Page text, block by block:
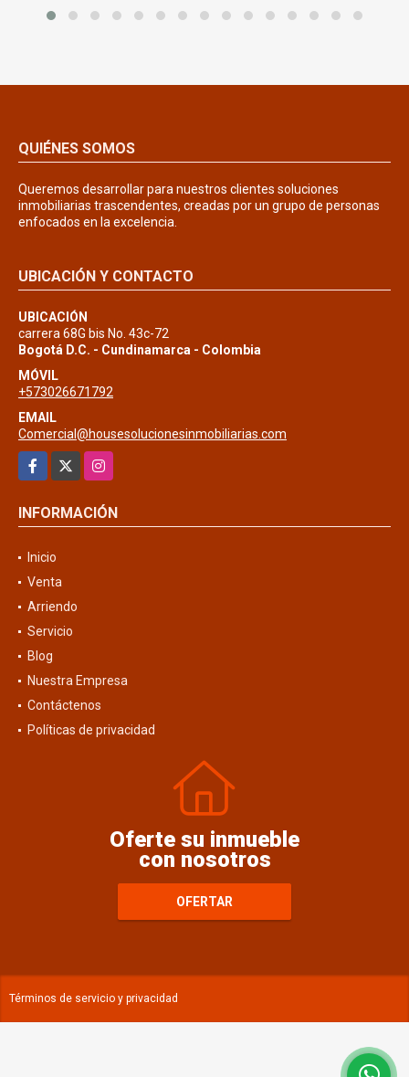
QUIÉNES SOMOS
Queremos desarrollar para nuestros clientes soluciones
inmobiliarias trascendentes, creadas por un grupo de personas
enfocados en la excelencia.
UBICACIÓN Y CONTACTO
UBICACIÓN
carrera 68G bis No. 43c-72
Bogotá D.C. - Cundinamarca - Colombia
MÓVIL
+573026671792
EMAIL
Comercial@housesolucionesinmobiliarias.com
Facebook
Instagram
INFORMACIÓN
Inicio
Venta
Arriendo
Servicio
Blog
Nuestra Empresa
Contáctenos
Políticas de privacidad
Oferte su inmueble
con nosotros
OFERTAR
Términos de servicio y privacidad